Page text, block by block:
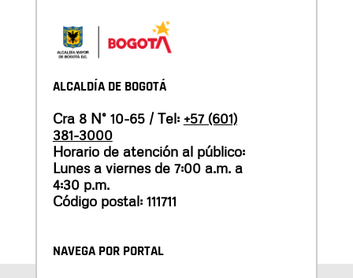
ALCALDÍA DE BOGOTÁ
Cra 8 N° 10-65 / Tel: +57 (601)
381-3000
Horario de atención al público:
Lunes a viernes de 7:00 a.m. a
4:30 p.m.
Código postal: 111711
NAVEGA POR PORTAL